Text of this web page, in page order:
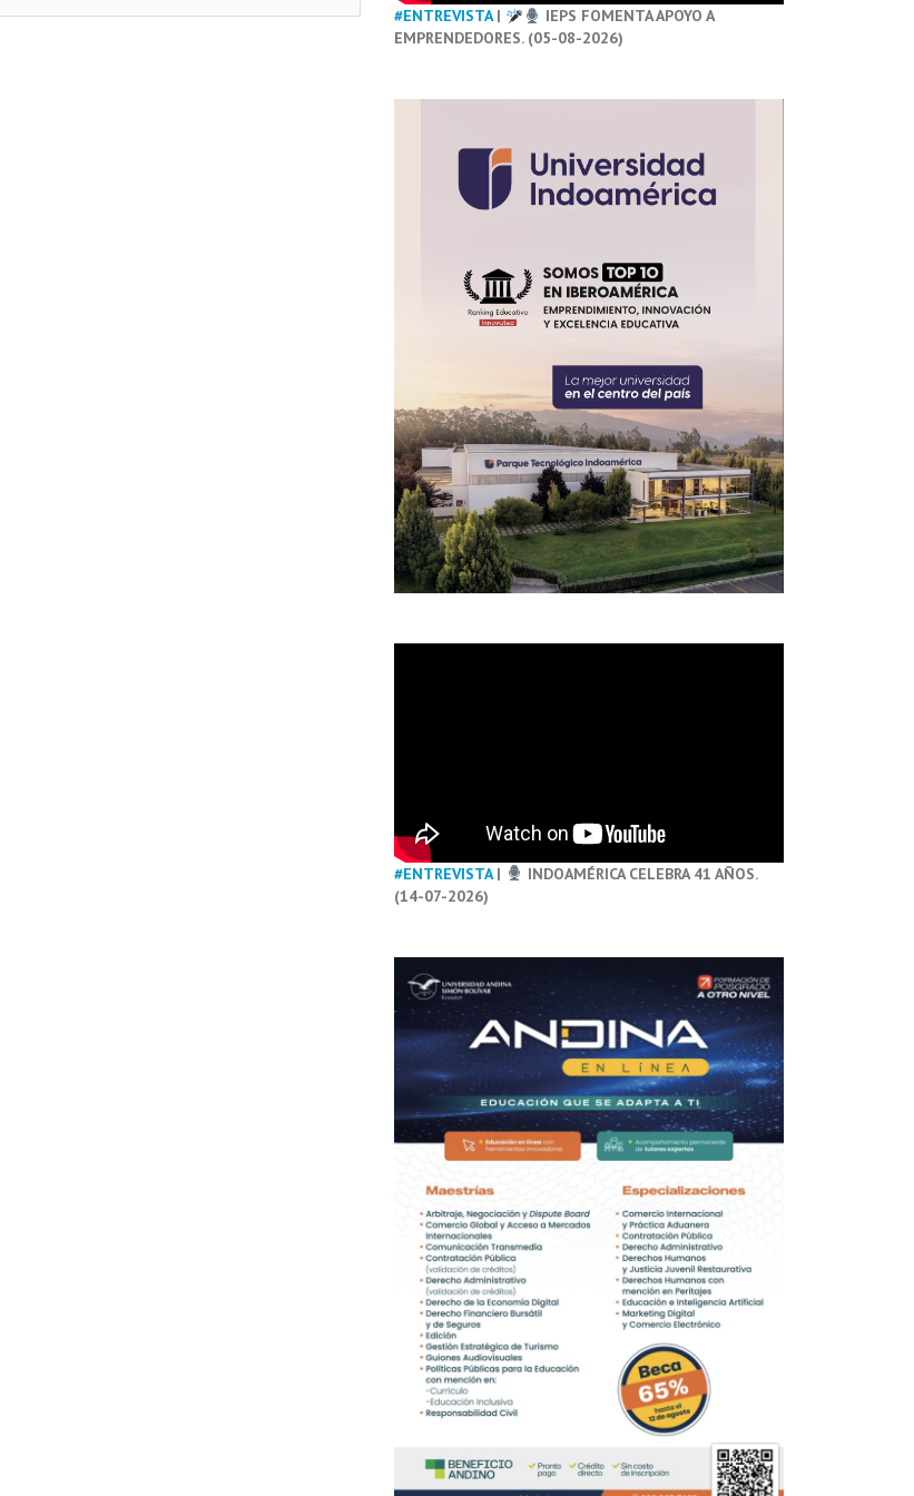
#ENTREVISTA|
IEPS FOMENTA APOYO A
EMPRENDEDORES. (05-08-2026)
#ENTREVISTA|
INDOAMÉRICA CELEBRA 41 AÑOS.
(14-07-2026)